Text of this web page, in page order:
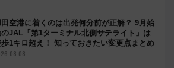
空港に着くのは出発何分前が正解？ 9月始
JAL「第1ターミナル北側サテライト」は
1キロ超え！ 知っておきたい変更点まとめ